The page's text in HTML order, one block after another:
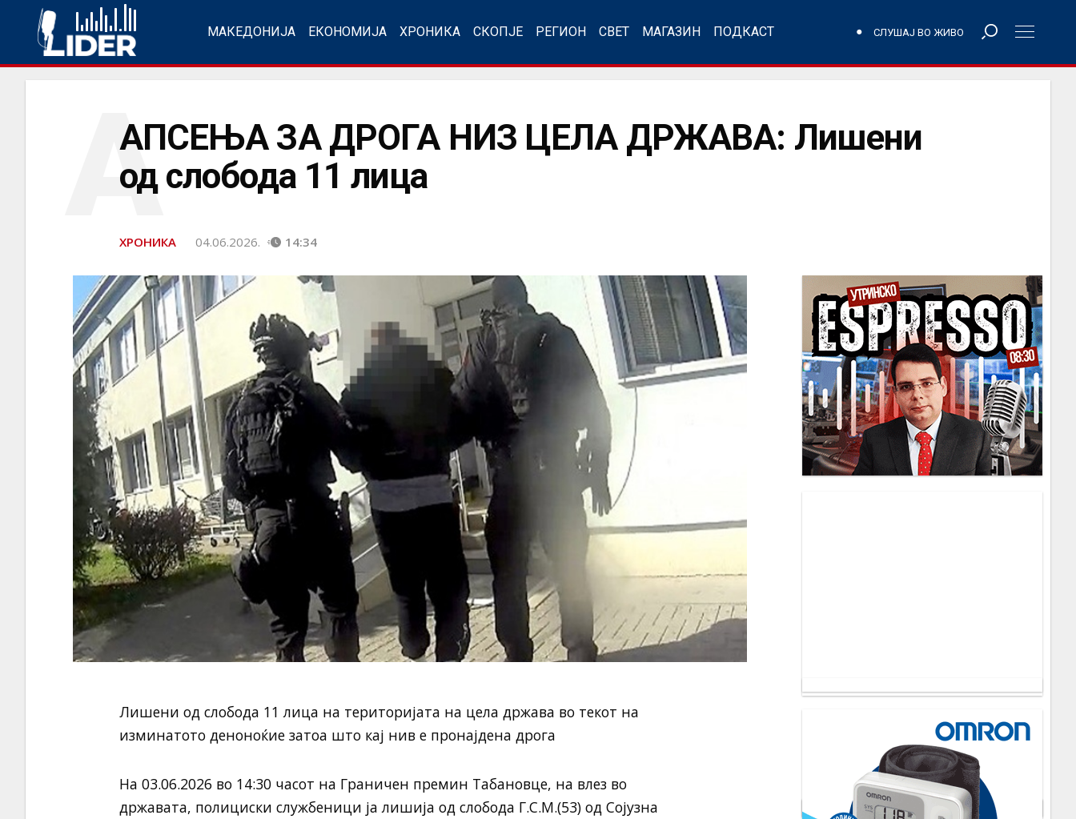
МАКЕДОНИЈА ЕКОНОМИЈА ХРОНИКА СКОПЈЕ РЕГИОН СВЕТ МАГАЗИН ПОДКАСТ СЛУШАЈ ВО ЖИВО
АПСЕЊА ЗА ДРОГА НИЗ ЦЕЛА ДРЖАВА: Лишени
од слобода 11 лица
А
ХРОНИКА 04.06.2026. 14:34
Лишени од слобода 11 лица на територијата на цела држава во текот на
изминатото деноноќие затоа што кај нив е пронајдена дрога
На 03.06.2026 во 14:30 часот на Граничен премин Табановце, на влез во
државата, полициски службеници ја лишија од слобода Г.С.М.(53) од Сојузна